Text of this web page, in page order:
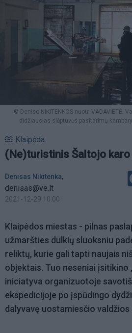
© Deniso NIKITENKOS nuotr. VADAVIETĖ.
didžiausias slėptuvės pasitarimų
Klaipėda
(Ne)turistinis Šaltojo
Denisas Nikitenka,
denisas@ve.lt
2021-12-29 10:00
Klaipėdos miestas - pilnas
užmaršties dulkių sluoksniu
reliktų, kurie gali tapti naujais
objektais. Tuo neseniai įsitikino
iniciatyva organizuotoje
ekspedicijoje po įspūdingo
dalyvavę uostamiesčio